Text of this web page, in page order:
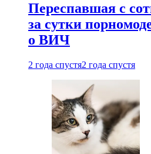
Переспавшая с
за сутки
о ВИЧ
2 года спустя2 года спустя